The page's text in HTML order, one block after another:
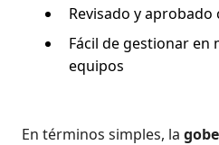
Revisado y
Fácil de gestionar
equipos
En términos simples, la